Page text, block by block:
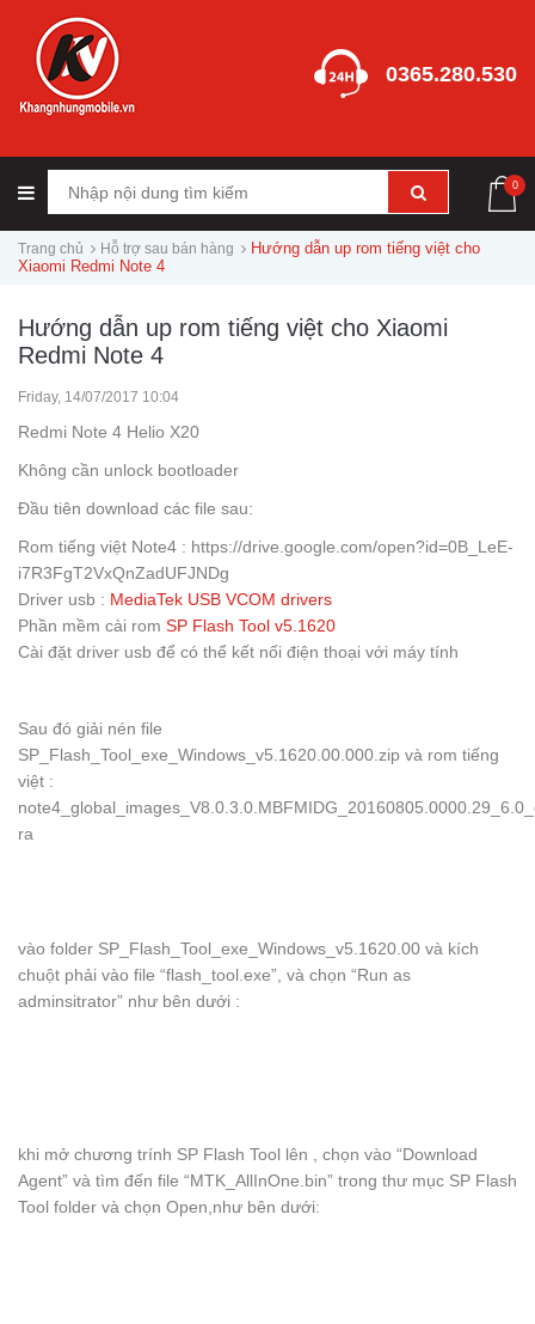
0365.280.530
0
Trang chủ Hỗ trợ sau bán hàng
Hướng dẫn up rom tiếng việt cho
Xiaomi Redmi Note 4
Hướng dẫn up rom tiếng việt cho Xiaomi
Redmi Note 4
Friday, 14/07/2017 10:04
Redmi Note 4 Helio X20
Không cần unlock bootloader
Đầu tiên download các file sau:
Rom tiếng việt Note4 : https://drive.google.com/open?id=0B_LeE-
i7R3FgT2VxQnZadUFJNDg
Driver usb : MediaTek USB VCOM drivers
Phần mềm cài rom SP Flash Tool v5.1620
Cài đặt driver usb để có thể kết nối điện thoại với máy tính
Sau đó giải nén file
SP_Flash_Tool_exe_Windows_v5.1620.00.000.zip và rom tiếng
việt :
ra
vào folder SP_Flash_Tool_exe_Windows_v5.1620.00 và kích
chuột phải vào file “flash_tool.exe”, và chọn “Run as
adminsitrator” như bên dưới :
khi mở chương trính SP Flash Tool lên , chọn vào “Download
Agent” và tìm đến file “MTK_AllInOne.bin” trong thư mục SP Flash
Tool folder và chọn Open,như bên dưới: